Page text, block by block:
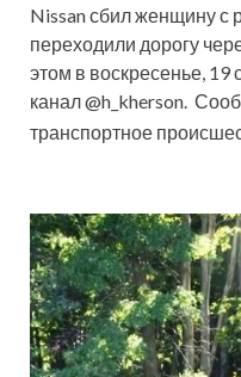
Nissan сбил женщину с
переходили дорогу
этом в воскресенье, 19
канал @h_kherson.
транспортное